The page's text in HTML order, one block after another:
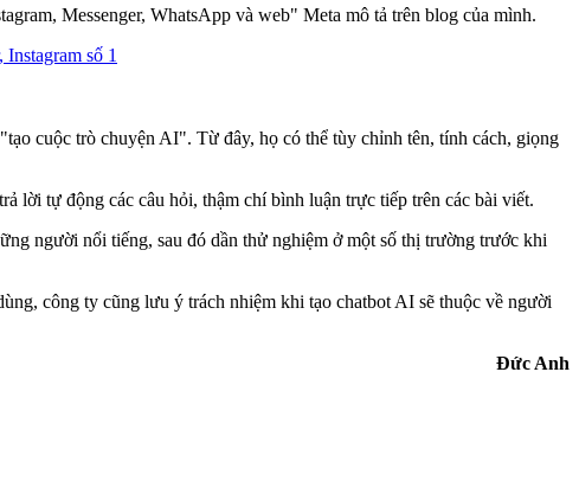
Messenger, WhatsApp và web" Meta mô tả trên blog của mình.
cuộc trò chuyện AI". Từ đây, họ có thể tùy chỉnh tên, tính cách, giọng
lời tự động các câu hỏi, thậm chí bình luận trực tiếp trên các bài viết.
người nổi tiếng, sau đó dần thử nghiệm ở một số thị trường trước khi
công ty cũng lưu ý trách nhiệm khi tạo chatbot AI sẽ thuộc về người
Đức Anh